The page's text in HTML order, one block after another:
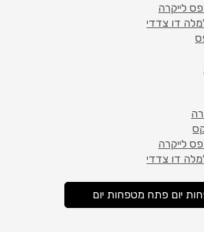
לייקרה
דו צדדי
לייקרה
דו צדדי
יום פתח מטפחות יום